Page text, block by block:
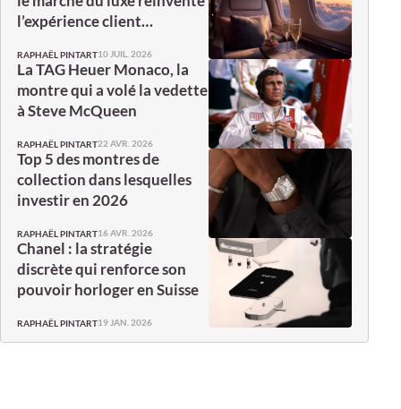
l’expérience client…
RAPHAËL PINTART10 JUIL. 2026
La TAG Heuer Monaco, la
montre qui a volé la vedette
à Steve McQueen
RAPHAËL PINTART22 AVR. 2026
Top 5 des montres de
collection dans lesquelles
investir en 2026
RAPHAËL PINTART16 AVR. 2026
Chanel : la stratégie
discrète qui renforce son
pouvoir horloger en Suisse
RAPHAËL PINTART19 JAN. 2026